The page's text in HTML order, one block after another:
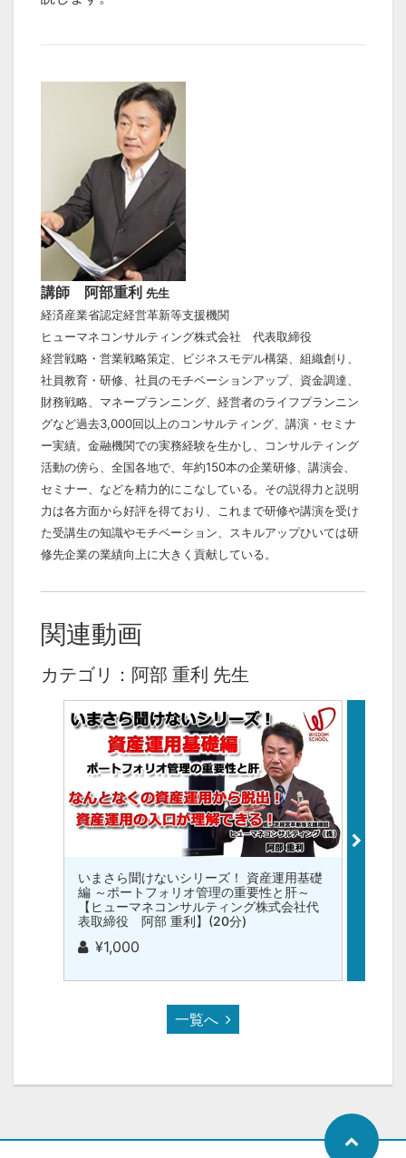
講師 阿部重利 先生
経済産業省認定経営革新等支援機関
ヒューマネコンサルティング株式会社 代表取締役
経営戦略・営業戦略策定、ビジネスモデル構築、組織創り、
社員教育・研修、社員のモチベーションアップ、資金調達、
財務戦略、マネープランニング、経営者のライフプランニン
グなど過去3,000回以上のコンサルティング、講演・セミナ
ー実績。金融機関での実務経験を生かし、コンサルティング
活動の傍ら、全国各地で、年約150本の企業研修、講演会、
セミナー、などを精力的にこなしている。その説得力と説明
力は各方面から好評を得ており、これまで研修や講演を受け
た受講生の知識やモチベーション、スキルアップひいては研
修先企業の業績向上に大きく貢献している。
関連動画
カテゴリ：阿部 重利 先生
いまさら聞けないシリーズ！ 資産運用基礎
編 ～ポートフォリオ管理の重要性と肝～
【ヒューマネコンサルティング株式会社代
表取締役 阿部 重利】(20分)
¥1,000
一覧へ